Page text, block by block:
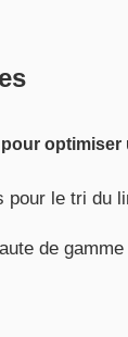
pour le tri du
de gamme